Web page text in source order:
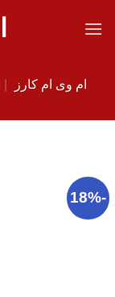
ام وی ام کارز
-18%